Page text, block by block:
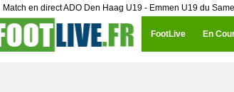
Match en direct ADO Den Haag U19 - Emmen U19 du
FootLive En